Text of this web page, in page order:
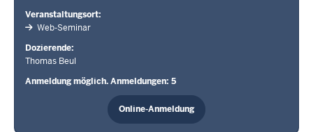
Veranstaltungsort
Web-Seminar
Dozierende
Thomas Beul
Anmeldung möglich. Anmeldungen: 5
Online-Anmeldung